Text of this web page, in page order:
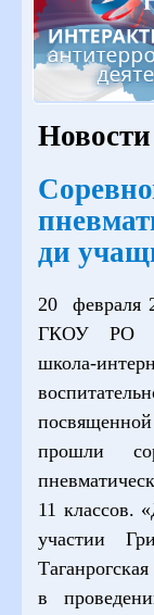
Новости
ди
20 февраля
ГКОУ РО
школа-
прошли
11 классов.
участии
в